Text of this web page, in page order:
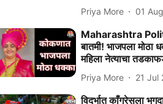
Priya More 01
Maharashtra
बातमी! भाजपला मोठा
महिला नेत्याचा
Priya More 21 Jul
विदर्भात काँग्रेसला